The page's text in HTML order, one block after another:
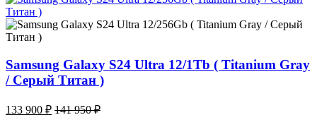
Samsung Galaxy S24 Ultra 12/1Tb ( Titanium Gray
/ Cерый Титан )
133 900 ₽ 141 950₽